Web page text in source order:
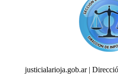
justicialarioja.gob.ar |